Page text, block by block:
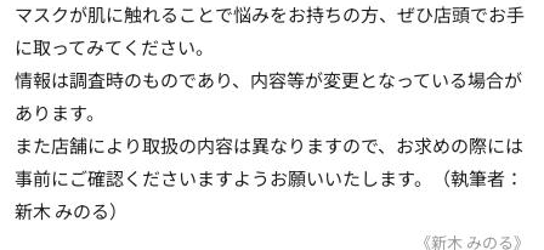
マスクが肌に触れることで悩みをお持ちの方、ぜひ店頭でお手
に取ってみてください。
情報は調査時のものであり、内容等が変更となっている場合が
あります。
また店舗により取扱の内容は異なりますので、お求めの際には
事前にご確認くださいますようお願いいたします。（執筆者：
新木 みのる）
《新木 みのる》